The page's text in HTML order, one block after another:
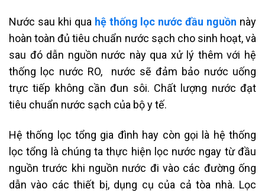
Nước sau khi qua hệ thống lọc nước đầu nguồn này
hoàn toàn đủ tiêu chuẩn nước sạch cho sinh hoạt, và
sau đó dẫn nguồn nước này qua xử lý thêm với hệ
thống lọc nước RO, nước sẽ đảm bảo nước uống
trực tiếp không cần đun sôi. Chất lượng nước đạt
tiêu chuẩn nước sạch của bộ y tế.
Hệ thống lọc tổng gia đình hay còn gọi là hệ thống
lọc tổng là chúng ta thực hiện lọc nước ngay từ đầu
nguồn trước khi nguồn nước đi vào các đường ống
dẫn vào các thiết bị, dụng cụ của cả tòa nhà. Lọc